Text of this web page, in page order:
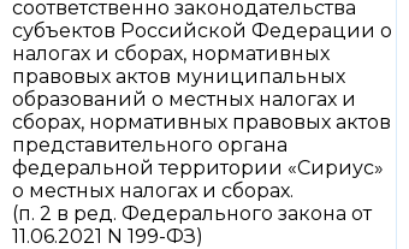
соответственно законодательства
субъектов Российской Федерации о
налогах и сборах, нормативных
правовых актов муниципальных
образований о местных налогах и
сборах, нормативных правовых актов
представительного органа
федеральной территории «Сириус»
о местных налогах и сборах.
(п. 2 в ред. Федерального закона от
11.06.2021 N 199-ФЗ)